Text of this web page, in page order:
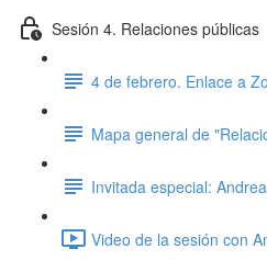
Sesión 4. Relaciones públicas
4 de febrero. Enlace a
Mapa general de
Invitada especial:
Video de la sesión con